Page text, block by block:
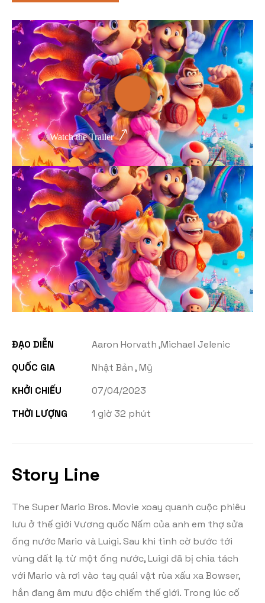
Thể loại phim
Phim kinh dị
Hài hước
Hoạt hình
Hành động
Tình cảm
Việt Nam
Watch the Trailer
ĐẠO DIỄN
Aaron Horvath ,Michael Jelenic
QUỐC GIA
Nhật Bản , Mỹ
KHỞI CHIẾU
07/04/2023
THỜI LƯỢNG
1 giờ 32 phút
Story Line
The Super Mario Bros. Movie xoay quanh cuộc phiêu
lưu ở thế giới Vương quốc Nấm của anh em thợ sửa
ống nước Mario và Luigi. Sau khi tình cờ bước tới
vùng đất lạ từ một ống nước, Luigi đã bị chia tách
với Mario và rơi vào tay quái vật rùa xấu xa Bowser,
hắn đang âm mưu độc chiếm thế giới. Trong lúc cố